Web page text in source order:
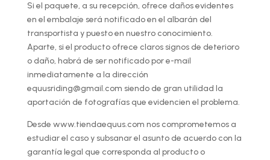
Si el paquete, a su recepción, ofrece daños evidentes
en el embalaje será notificado en el albarán del
transportista y puesto en nuestro conocimiento.
Aparte, si el producto ofrece claros signos de deterioro
o daño, habrá de ser notificado por e-mail
inmediatamente a la dirección
equusriding@gmail.com siendo de gran utilidad la
aportación de fotografías que evidencien el problema.
Desde www.tiendaequus.com nos comprometemos a
estudiar el caso y subsanar el asunto de acuerdo con la
garantía legal que corresponda al producto o